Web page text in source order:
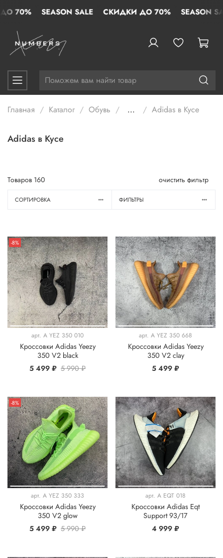
SEASON SALE СКИДКИ ДО 70% SEASON SALE
Главная Каталог Обувь ... Adidas в Кусе
Adidas в Кусе
Товаров 160 очистить фильтр
СОРТИРОВКА ФИЛЬТРЫ
-8%
арт. A YEZ 350 010
Кроссовки Adidas Yeezy
350 V2 black
5 499 ₽ 5 990 ₽
арт. A YEZ 350 668
Кроссовки Adidas Yeezy
350 V2 clay
5 499 ₽
-8%
арт. A YEZ 350 333
Кроссовки Adidas Yeezy
350 V2 glow
5 499 ₽ 5 990 ₽
арт. A EQT 018
Кроссовки Adidas Eqt
Support 93/17
4 999 ₽